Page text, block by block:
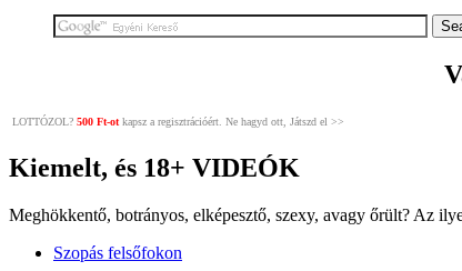
LOTTÓZOL? 500 Ft-otkapsz a regisztrációért. Ne hagyd ott, Játszd el >>
Kiemelt, és 18+ VIDEÓK
Meghökkentő, botrányos, elképesztő, szexy, avagy őrült? Az
Szopás felsőfokon